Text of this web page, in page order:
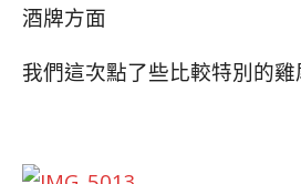
酒牌方面
我們這次點了些比較特別的